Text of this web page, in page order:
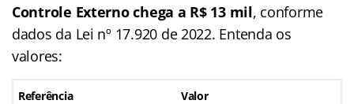
Controle Externo chega a R$ 13 mil, conforme
dados da Lei nº 17.920 de 2022. Entenda os
valores:
Referência Valor